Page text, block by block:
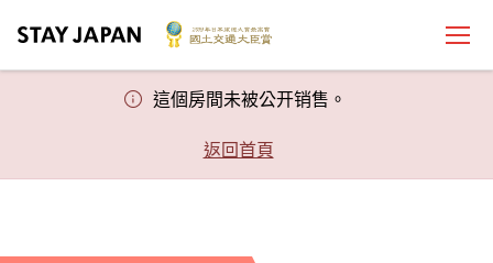
這個房間未被公开销售。
返回首頁